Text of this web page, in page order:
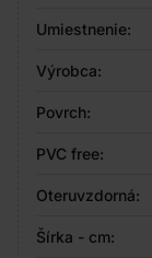
Umiestnenie:
Výrobca:
Povrch:
PVC free:
Oteruvzdorná:
Šírka - cm: